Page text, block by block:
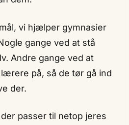
vi hjælper gymnasier
gange ved at stå
Andre gange ved at
på, så de tør gå ind
der.
passer til netop jeres